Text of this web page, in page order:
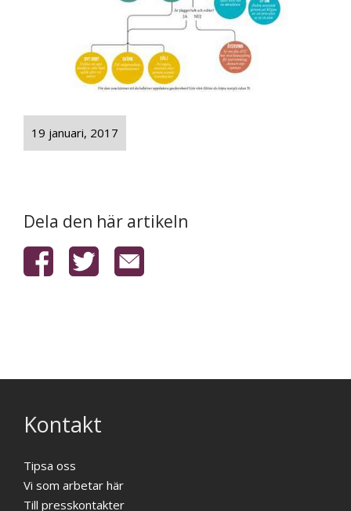
19 januari, 2017
Dela den här artikeln
Kontakt
Tipsa oss
Vi som arbetar här
Till presskontakter